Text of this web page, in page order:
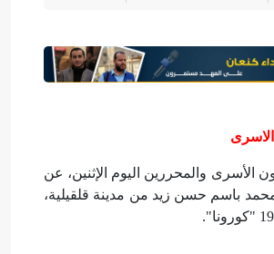
الأسرى والمحررين اليوم الإثنين، عن
محمد باسم حسن زيد من مدينة قلقيلية،